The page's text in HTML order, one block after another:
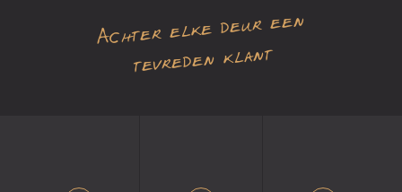
Achter elke deur een
tevreden klant